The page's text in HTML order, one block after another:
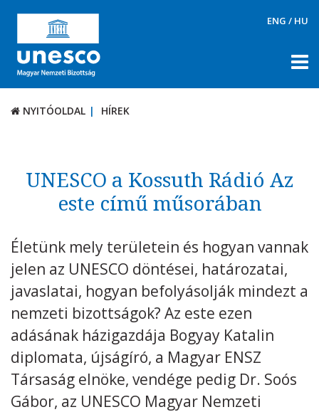
ENG / HU
NYITÓOLDAL HÍREK
TÉMÁK
DOKUMENTUMTÁR
KAPCSOLAT
Kövess minket unescohungary
Adatkezelési tájékoztató Impresszum
Technikai információk
NYITÓOLDAL HÍREK
UNESCO a Kossuth Rádió Az
este című műsorában
Életünk mely területein és hogyan vannak
jelen az UNESCO döntései, határozatai,
javaslatai, hogyan befolyásolják mindezt a
nemzeti bizottságok? Az este ezen
adásának házigazdája Bogyay Katalin
diplomata, újságíró, a Magyar ENSZ
Társaság elnöke, vendége pedig Dr. Soós
Gábor, az UNESCO Magyar Nemzeti